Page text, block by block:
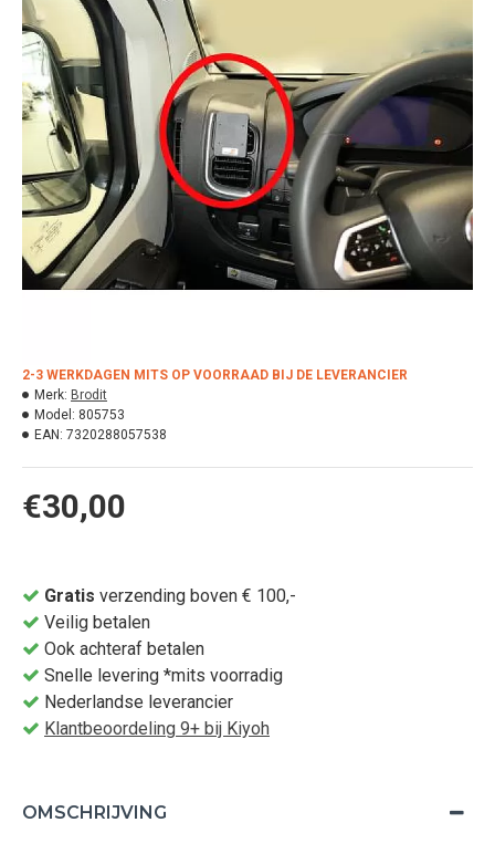
€30,00
2-3 WERKDAGEN MITS OP VOORRAAD BIJ DE LEVERANCIER
Merk: Brodit
Model: 805753
EAN: 7320288057538
Gratis verzending boven € 100,-
Veilig betalen
Ook achteraf betalen
Snelle levering *mits voorradig
Nederlandse leverancier
Klantbeoordeling 9+ bij Kiyoh
OMSCHRIJVING